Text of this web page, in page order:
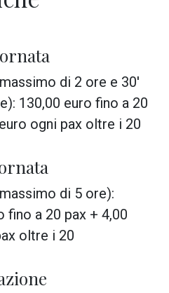
di 2 ore e 30'
130,00 euro fino a 20
ogni pax oltre i 20
di 5 ore):
fino a 20 pax + 4,00
oltre i 20